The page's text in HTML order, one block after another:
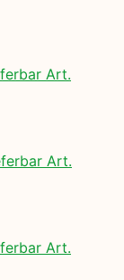
Art.
Art.
Art.